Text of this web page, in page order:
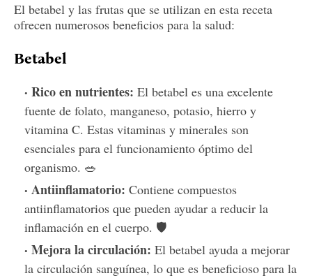
El betabel y las frutas que se utilizan en esta receta
ofrecen numerosos beneficios para la salud:
Betabel
Rico en nutrientes: El betabel es una excelente
fuente de folato, manganeso, potasio, hierro y
vitamina C. Estas vitaminas y minerales son
esenciales para el funcionamiento óptimo del
organismo. 🥗
Antiinflamatorio: Contiene compuestos
antiinflamatorios que pueden ayudar a reducir la
inflamación en el cuerpo. 🛡️
Mejora la circulación: El betabel ayuda a mejorar
la circulación sanguínea, lo que es beneficioso para la